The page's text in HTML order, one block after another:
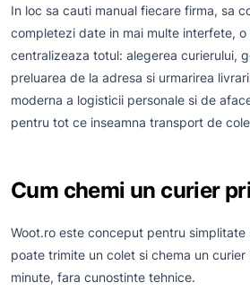
In loc sa cauti manual fiecare firma, sa
completezi date in mai multe interfete,
centralizeaza totul: alegerea curierului,
preluarea de la adresa si urmarirea
moderna a logisticii personale si de
pentru tot ce inseamna transport de
Cum chemi un curier
Woot.ro este conceput pentru simplitate
poate trimite un colet si chema un
minute, fara cunostinte tehnice.